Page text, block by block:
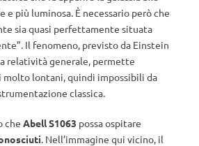
e più luminosa. È necessario però che
sia quasi perfettamente situata
Il fenomeno, previsto da Einstein
relatività generale, permette
molto lontani, quindi impossibili da
classica.
che Abell S1063 possa ospitare
. Nell’immagine qui vicino, il